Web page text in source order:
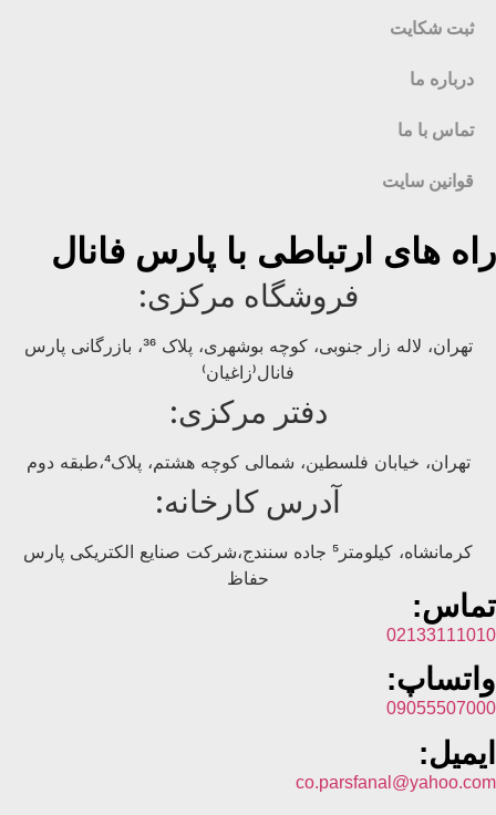
ثبت شکایت
درباره ما
تماس با ما
قوانین سایت
راه های ارتباطی با پارس فانال
فروشگاه مرکزی:
تهران، لاله زار جنوبی، کوچه بوشهری، پلاک 36، بازرگانی پارس
فانال(زاغیان)
دفتر مرکزی:
تهران، خیابان فلسطین، شمالی کوچه هشتم، پلاک4،طبقه دوم
آدرس کارخانه:
کرمانشاه، کیلومتر5 جاده سنندج،شرکت صنایع الکتریکی پارس
حفاظ
تماس:
02133111010
واتساپ:
09055507000
ایمیل:
co.parsfanal@yahoo.com